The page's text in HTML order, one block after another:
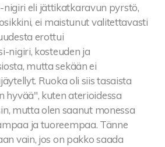
nigiri eli jättikatkaravun pyrstö,
ei maistunut valitettavasti
erottui
nigiri, kosteuden ja
mutta sekään ei
Ruoka oli siis tasaista
hyvää", kuten aterioidessa
mutta olen saanut monessa
ja tuoreempaa. Tänne
vain, jos on pakko saada